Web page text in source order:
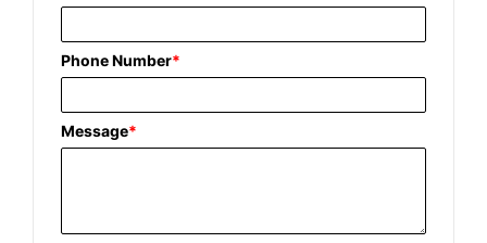
Phone Number*
Message*